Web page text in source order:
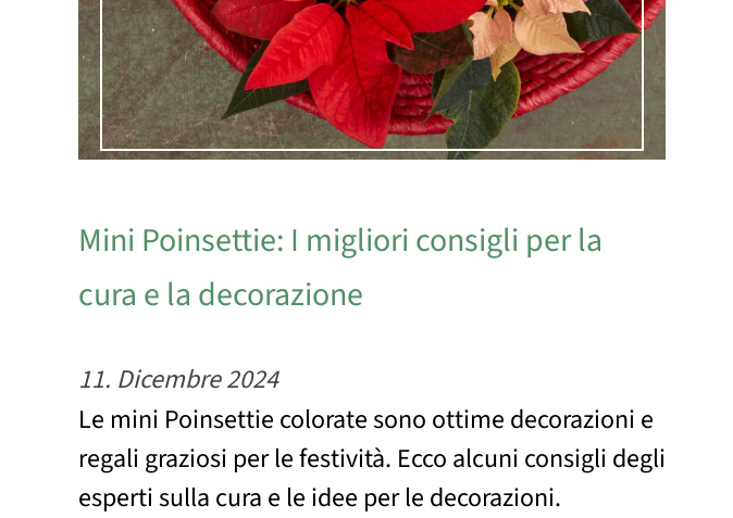
Mini Poinsettie: I migliori consigli per la
cura e la decorazione
11. Dicembre 2024
Le mini Poinsettie colorate sono ottime decorazioni e
regali graziosi per le festività. Ecco alcuni consigli degli
esperti sulla cura e le idee per le decorazioni.